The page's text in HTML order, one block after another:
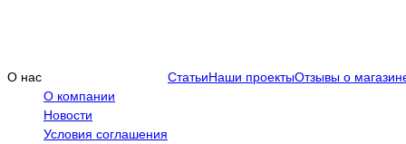
О нас
О компании
Новости
Условия соглашения
СтатьиНаши проектыОтзывы о